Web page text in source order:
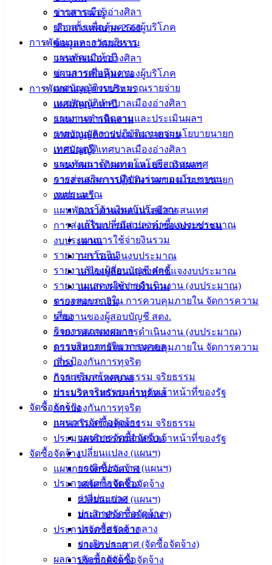
วารสารเมืองอ่างศิลา
ข่าวสารเพื่อคุ้มครองผู้บริโภค
การพัฒนาและการบริหาร
แผนพัฒนาห้าปี
แผนการดำเนินงาน
เทศบัญญัติงบประมาณรายจ่าย
เทศบัญญัติเทศบาลเมืองอ่างศิลา
รายงานการติดตามและประเมินผลฯ
รายงานผลการปฏิบัติงานตามนโยบายนายก
เทศมนตรี
แผนพัฒนาด้านเทคโนโลยีสารสนเทศ
การส่งเสริมการมีส่วนร่วมของประชาชน
งบประมาณ
การโอนเงินงบประมาณ
แก้ไขเปลี่ยนแปลงคำชี้แจงงบประมาณ
แผนการใช้จ่ายงินรวม
รายงานการเงิน
รายงานของผู้สอบบัญชี สตง.
รายงานแสดงผลการดำเนินงาน (งบประมาณ)
ตรวจสอบภายใน การควบคุมภายใน จัดการความ
เสี่ยง
กิจการสภาเทศบาล
การบริหารทรัพยากรบุคคล
การป้องกันการทุจริต
การเสริมสร้างคุณธรรม จริยธรรม
ประมวลจริยธรรมสำหรับเจ้าหน้าที่ของรัฐ
จัดซื้อจัดจ้าง
แผนการจัดซื้อจัดจ้าง
แผนการจัดซื้อจัดจ้าง
เปลี่ยนแปลง (แผนฯ)
ยกเลิกประกาศ (แผนฯ)
ประกาศจัดซื้อจัดจ้าง
ร่างประกาศ
ประกาศจัดซื้อจัดจ้าง
ประกาศราคากลาง
ยกเลิกประกาศ (จัดซื้อจัดจ้าง)
ผลการจัดซื้อจัดจ้าง
ข่าวสารน่ารู้
เลือกตั้งเทศบาล 2568
ข้อมูลทางวัฒนธรรม
วารสารเมืองอ่างศิลา
ข่าวสารเพื่อคุ้มครองผู้บริโภค
การพัฒนาและการบริหาร
แผนพัฒนาห้าปี
แผนการดำเนินงาน
เทศบัญญัติงบประมาณรายจ่าย
เทศบัญญัติเทศบาลเมืองอ่างศิลา
รายงานการติดตามและประเมินผลฯ
รายงานผลการปฏิบัติงานตามนโยบายนายก
เทศมนตรี
แผนพัฒนาด้านเทคโนโลยีสารสนเทศ
การส่งเสริมการมีส่วนร่วมของประชาชน
งบประมาณ
การโอนเงินงบประมาณ
แก้ไขเปลี่ยนแปลงคำชี้แจงงบประมาณ
แผนการใช้จ่ายงินรวม
รายงานการเงิน
รายงานของผู้สอบบัญชี สตง.
รายงานแสดงผลการดำเนินงาน (งบประมาณ)
ตรวจสอบภายใน การควบคุมภายใน จัดการความ
เสี่ยง
กิจการสภาเทศบาล
การบริหารทรัพยากรบุคคล
การป้องกันการทุจริต
การเสริมสร้างคุณธรรม จริยธรรม
ประมวลจริยธรรมสำหรับเจ้าหน้าที่ของรัฐ
จัดซื้อจัดจ้าง
แผนการจัดซื้อจัดจ้าง
แผนการจัดซื้อจัดจ้าง
เปลี่ยนแปลง (แผนฯ)
ยกเลิกประกาศ (แผนฯ)
ประกาศจัดซื้อจัดจ้าง
ร่างประกาศ
ประกาศจัดซื้อจัดจ้าง
ดาวน์โหลด
แบบ
ฟอร์ม,
เอกสาร
คู่มือ
สำหรับ
ประชาชน/
คู่มือการ
ปฏิบัติ
งาน
ข่าวสาร
น่ารู้
ศุนย์
ข้อมูล
ข่าวสาร
อิเล็กทรอนิกส์
องค์
ความรู้
(Knowledge
Management)
เทศบาล
สายตรง
นายก
ประวัติ
เทศบาล
ผู้บริหาร
และ
หัวหน้า
สภา